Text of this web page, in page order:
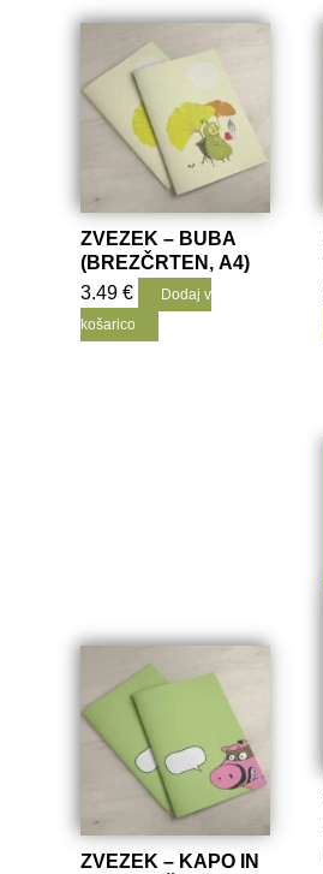
ZVEZEK – BUBA
(BREZČRTEN, A4)
3.49€
Dodaj v
košarico
ZVEZEK – KAPO IN